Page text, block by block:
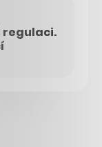
regulaci.